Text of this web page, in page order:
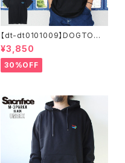
【dt-dt0101009】DOGTOWN
ドッグタウン D.T.S. POCKET
S/S T-SHIRTS 半袖 ショート
スリーブT 大きいサイズ 半袖 M
L XL 大きめ デザイン プリント
¥3,850
30%OFF